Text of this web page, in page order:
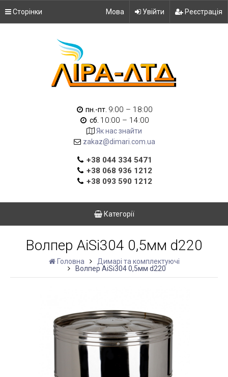
Сторінки Мова Увійти Реєстрація
пн.-пт. 9:00 – 18:00
сб. 10:00 – 14:00
Як нас знайти
zakaz@dimari.com.ua
+38 044 334 5471
+38 068 936 1212
+38 093 590 1212
Категорії
Волпер AiSi304 0,5мм d220
Головна
Димарі та комплектуючі
Волпер AiSi304 0,5мм d220